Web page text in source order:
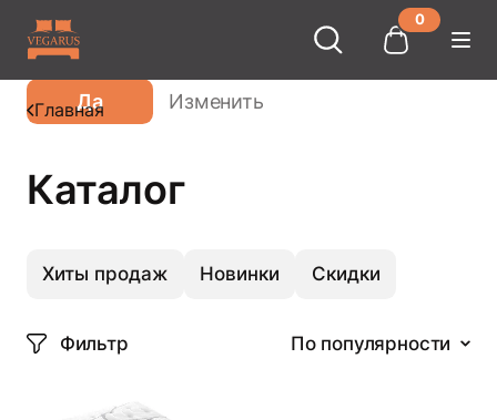
0
Ваш город
Да Изменить
Главная
Каталог
Хиты продаж Новинки Скидки
Фильтр По популярности